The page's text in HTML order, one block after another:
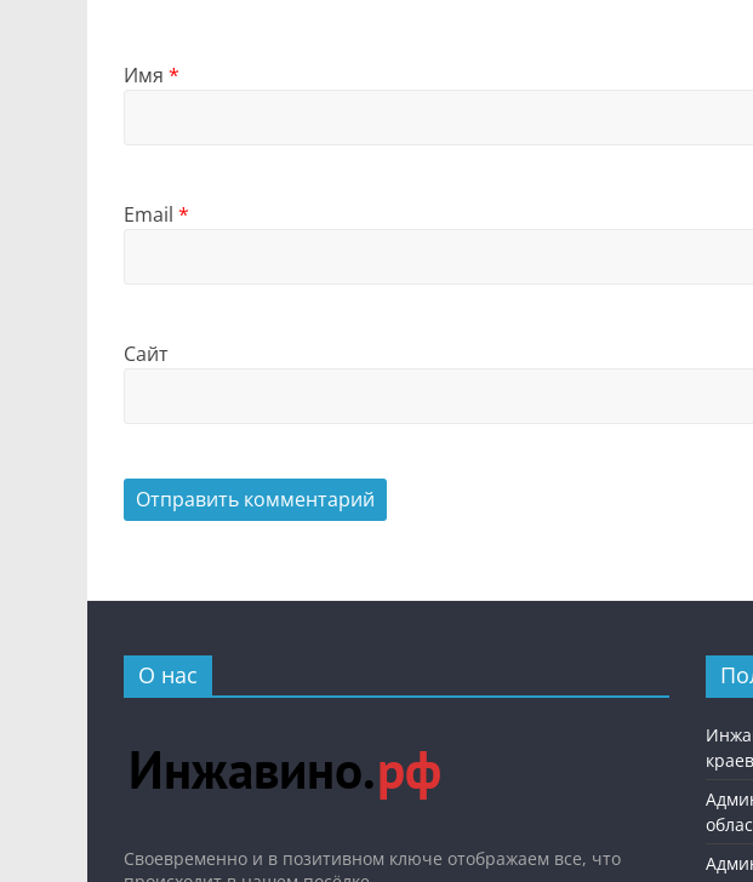
Имя *
Email *
Сайт
О нас
Cвоевременно и в позитивном ключе отображаем все, что